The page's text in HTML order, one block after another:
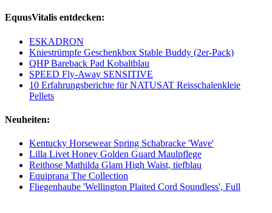
EquusVitalis entdecken:
ESKADRON
Kniestrümpfe Geschenkbox Stable Buddy (2er-Pack)
QHP Bareback Pad Kobaltblau
SPEED Fly-Away SENSITIVE
10 Erfahrungsberichte für NATUSAT Reisschalenkleie
Pellets
Neuheiten:
Kentucky Horsewear Spring Schabracke 'Wave'
Lilla Livet Honey Golden Guard Maulpflege
Reithose Mathilda Glam High Waist, tiefblau
Equiprana The Collection
Fliegenhaube 'Wellington Plaited Cord Soundless', Full